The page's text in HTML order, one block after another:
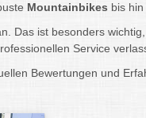
Mountainbikes bis
Das ist besonders
Service
Bewertungen und